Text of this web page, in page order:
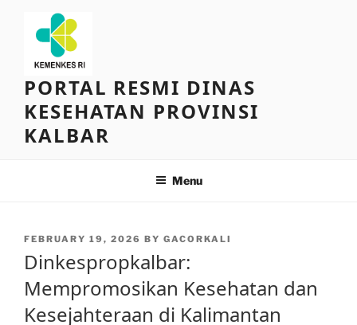
content
PORTAL RESMI DINAS
KESEHATAN PROVINSI
KALBAR
Menu
POSTED
FEBRUARY 19, 2026 BY GACORKALI
Dinkespropkalbar:
Mempromosikan Kesehatan dan
Kesejahteraan di Kalimantan